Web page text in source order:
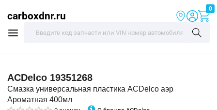
carboxdnr.ru
0
ACDelco 19351268
Смазка универсальная пластика ACDelco аэр
Ароматная 400мл